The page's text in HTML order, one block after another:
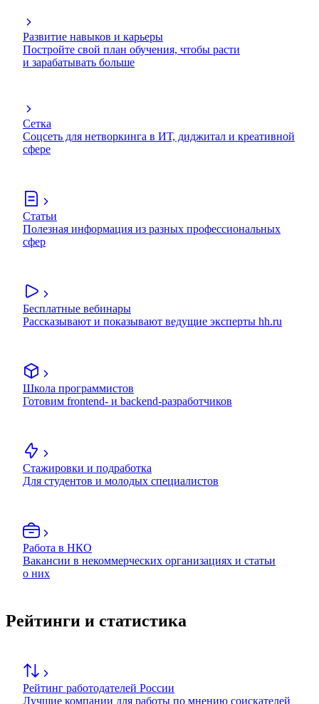
Развитие навыков и карьеры
Постройте свой план обучения, чтобы расти
и зарабатывать больше
Сетка
Соцсеть для нетворкинга в ИТ, диджитал и креативной
сфере
Статьи
Полезная информация из разных профессиональных
сфер
Бесплатные вебинары
Рассказывают и показывают ведущие эксперты hh.ru
Школа программистов
Готовим frontend- и backend-разработчиков
Стажировки и подработка
Для студентов и молодых специалистов
Работа в НКО
Вакансии в некоммерческих организациях и статьи
о них
Рейтинги и статистика
Рейтинг работодателей России
Лучшие компании для работы по мнению соискателей